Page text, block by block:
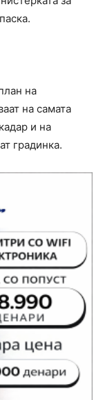
на
на самата
и на
градинка.